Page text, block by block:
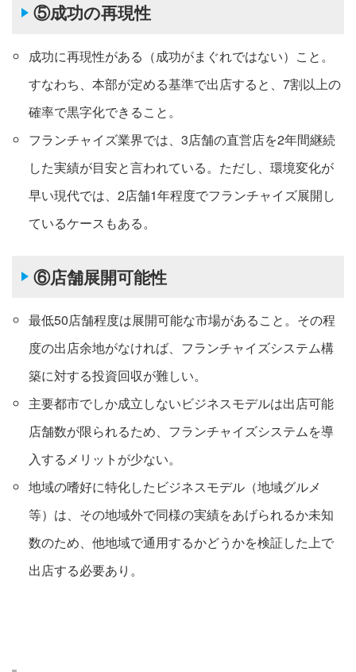
⑤成功の再現性
成功に再現性がある（成功がまぐれではない）こと。
すなわち、本部が定める基準で出店すると、7割以上の
確率で黒字化できること。
フランチャイズ業界では、3店舗の直営店を2年間継続
した実績が目安と言われている。ただし、環境変化が
早い現代では、2店舗1年程度でフランチャイズ展開し
ているケースもある。
⑥店舗展開可能性
最低50店舗程度は展開可能な市場があること。その程
度の出店余地がなければ、フランチャイズシステム構
築に対する投資回収が難しい。
主要都市でしか成立しないビジネスモデルは出店可能
店舗数が限られるため、フランチャイズシステムを導
入するメリットが少ない。
地域の嗜好に特化したビジネスモデル（地域グルメ
等）は、その地域外で同様の実績をあげられるか未知
数のため、他地域で通用するかどうかを検証した上で
出店する必要あり。